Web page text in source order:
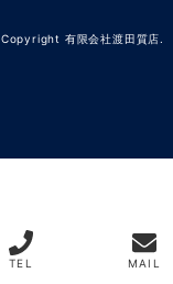
Copyright 有限会社渡田質店.
TEL MAIL